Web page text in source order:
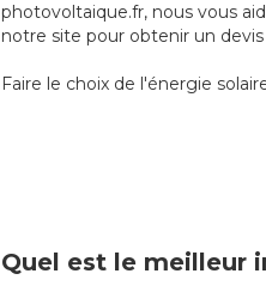
photovoltaique.fr, nous vous
notre site pour obtenir un
Faire le choix de l'énergie
Quel est le meilleur